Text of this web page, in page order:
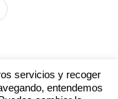
servicios y recoger
entendemos